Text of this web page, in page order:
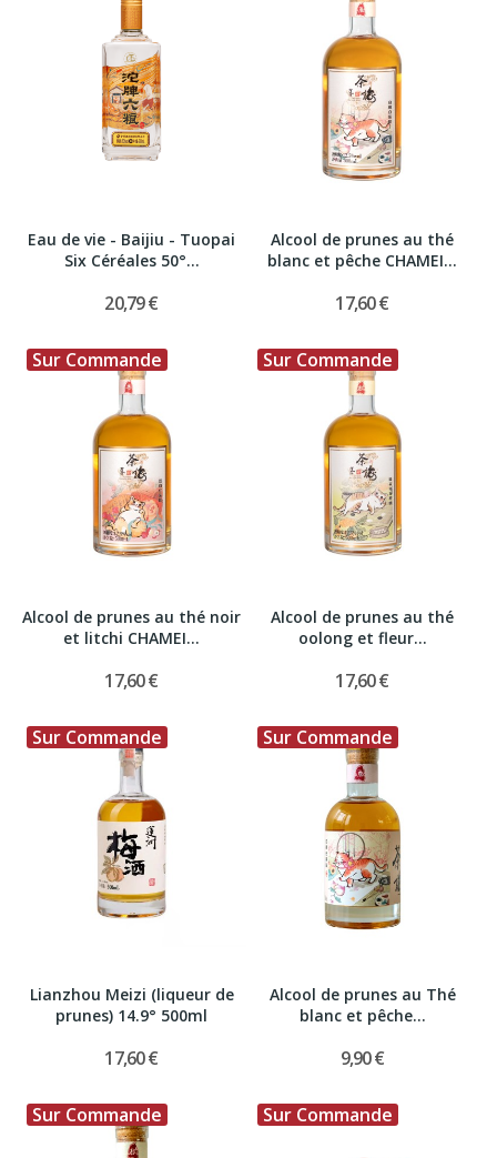
Eau de vie - Baijiu - Tuopai
Six Céréales 50°...
20,79 €
Alcool de prunes au thé
blanc et pêche CHAMEI...
17,60 €
Sur Commande
Alcool de prunes au thé noir
et litchi CHAMEI...
17,60 €
Sur Commande
Alcool de prunes au thé
oolong et fleur...
17,60 €
Sur Commande
Lianzhou Meizi (liqueur de
prunes) 14.9° 500ml
17,60 €
Sur Commande
Alcool de prunes au Thé
blanc et pêche...
9,90 €
Sur Commande Sur Commande